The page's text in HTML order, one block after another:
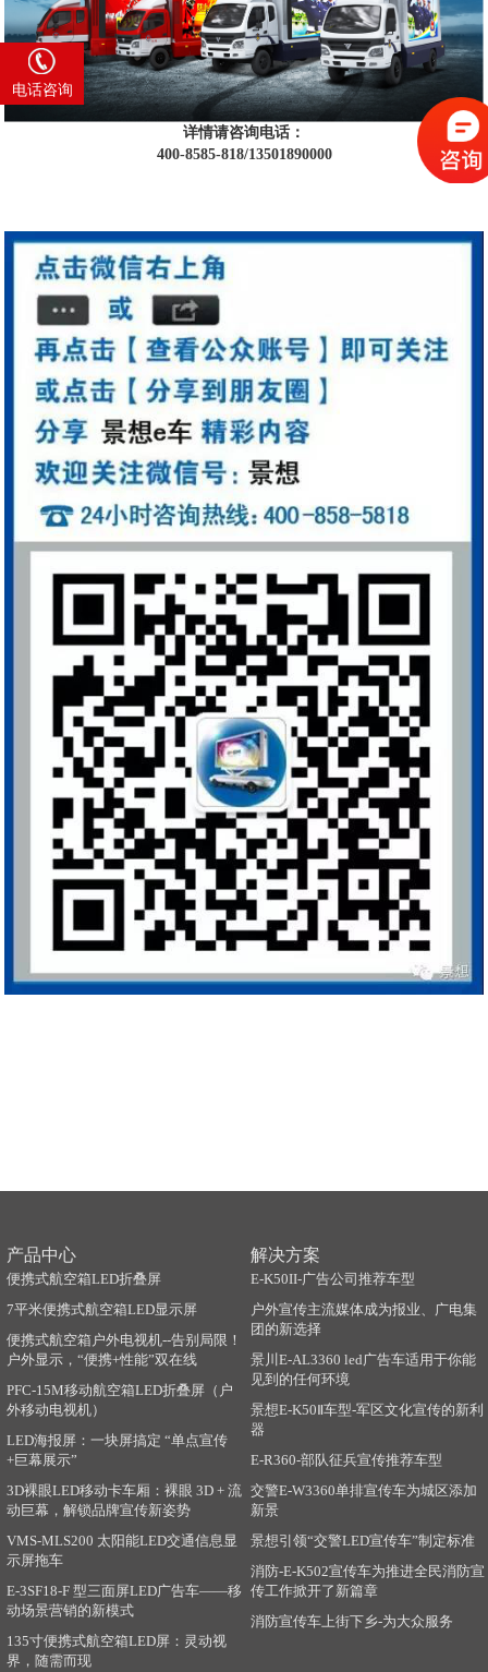
详情请咨询电话：
400-8585-818/13501890000
产品中心
便携式航空箱LED折叠屏
7平米便携式航空箱LED显示屏
便携式航空箱户外电视机--告别局限！
户外显示，“便携+性能”双在线
PFC-15M移动航空箱LED折叠屏（户
外移动电视机）
LED海报屏：一块屏搞定 “单点宣传
+巨幕展示”
3D裸眼LED移动卡车厢：裸眼 3D + 流
动巨幕，解锁品牌宣传新姿势
VMS-MLS200 太阳能LED交通信息显
示屏拖车
E-3SF18-F 型三面屏LED广告车——移
动场景营销的新模式
135寸便携式航空箱LED屏：灵动视
界，随需而现
解决方案
E-K50II-广告公司推荐车型
户外宣传主流媒体成为报业、广电集
团的新选择
景川E-AL3360 led广告车适用于你能
见到的任何环境
景想E-K50Ⅱ车型-军区文化宣传的新利
器
E-R360-部队征兵宣传推荐车型
交警E-W3360单排宣传车为城区添加
新景
景想引领“交警LED宣传车”制定标准
消防-E-K502宣传车为推进全民消防宣
传工作掀开了新篇章
消防宣传车上街下乡-为大众服务
电话咨询
4008 585 818